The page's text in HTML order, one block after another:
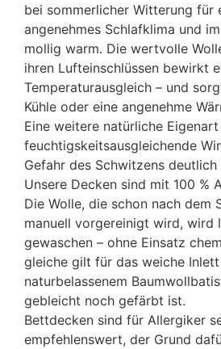
bei sommerlicher Witterung für
angenehmes Schlafklima und
mollig warm. Die wertvolle
ihren Lufteinschlüssen bewirkt
Temperaturausgleich – und
Kühle oder eine angenehme
Eine weitere natürliche
feuchtigskeitsausgleichende
Gefahr des Schwitzens
Unsere Decken sind mit 100 %
Die Wolle, die schon nach dem
manuell vorgereinigt wird, wird
gewaschen – ohne Einsatz
gleiche gilt für das weiche Inlett
naturbelassenem
gebleicht noch gefärbt ist.
Bettdecken sind für Allergiker
empfehlenswert, der Grund